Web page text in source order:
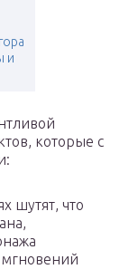
и
которые с
шутят, что
мгновений